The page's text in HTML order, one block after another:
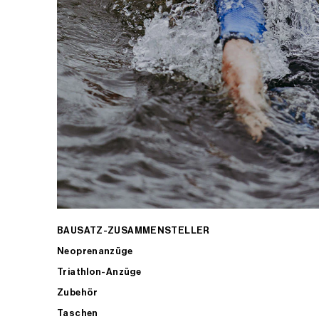
BAUSATZ-ZUSAMMENSTELLER
Neoprenanzüge
Triathlon-Anzüge
Zubehör
Taschen